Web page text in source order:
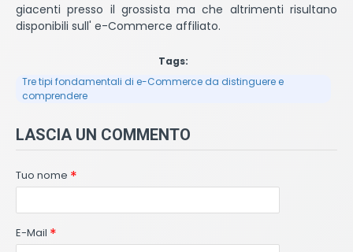
giacenti presso il grossista ma che altrimenti risultano
disponibili sull' e-Commerce affiliato.
Tags:
Tre tipi fondamentali di e-Commerce da distinguere e
comprendere
LASCIA UN COMMENTO
Tuo nome
E-Mail